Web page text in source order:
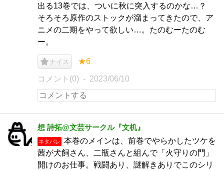
出る13巻では、ついに秋に突入するのかな…？
そろそろ原作のストックが溜まってきたので、ア
ニメの二期をやって欲しい…。たのむーたのむ
ー。
ナイス ★6
コメント(0) 2023/06/10
想 詩拓@文芸サークル『文机』
ネタバレ
本巻のメインは、前巻でやらかしたツケを
茜が犬飼さん、二瓶さんと組んで「火守りの門」
開けのお仕事。戦闘あり、謎解きありでこのシリ